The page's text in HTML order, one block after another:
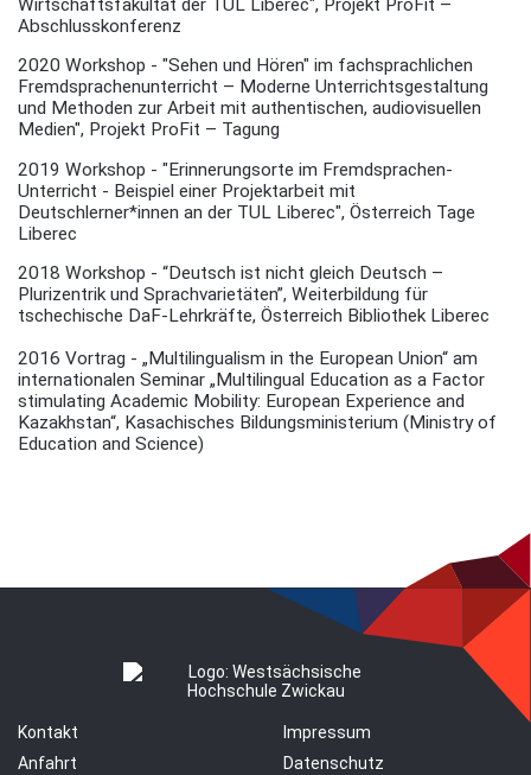
Wirtschaftsfakultät der TUL Liberec", Projekt ProFit –
Abschlusskonferenz
2020 Workshop - "Sehen und Hören" im fachsprachlichen
Fremdsprachenunterricht – Moderne Unterrichtsgestaltung
und Methoden zur Arbeit mit authentischen, audiovisuellen
Medien", Projekt ProFit – Tagung
2019 Workshop - "Erinnerungsorte im Fremdsprachen-
Unterricht - Beispiel einer Projektarbeit mit
Deutschlerner*innen an der TUL Liberec", Österreich Tage
Liberec
2018 Workshop - “Deutsch ist nicht gleich Deutsch –
Plurizentrik und Sprachvarietäten”, Weiterbildung für
tschechische DaF-Lehrkräfte, Österreich Bibliothek Liberec
2016 Vortrag - „Multilingualism in the European Union“ am
internationalen Seminar „Multilingual Education as a Factor
stimulating Academic Mobility: European Experience and
Kazakhstan“, Kasachisches Bildungsministerium (Ministry of
Education and Science)
Kontakt
Anfahrt
Impressum
Datenschutz